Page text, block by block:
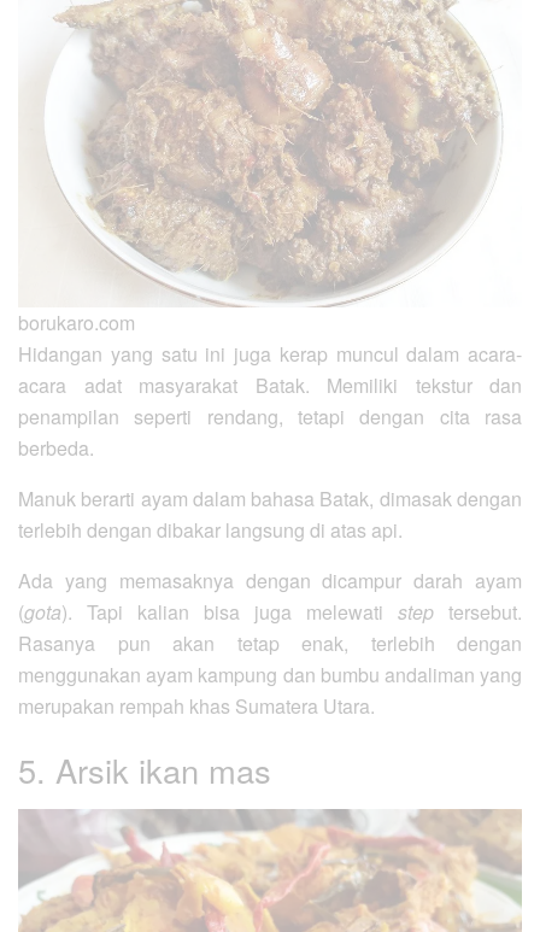
borukaro.com
Hidangan yang satu ini juga kerap muncul dalam acara-
acara adat masyarakat Batak. Memiliki tekstur dan
penampilan seperti rendang, tetapi dengan cita rasa
berbeda.
Manuk berarti ayam dalam bahasa Batak, dimasak dengan
terlebih dengan dibakar langsung di atas api.
Ada yang memasaknya dengan dicampur darah ayam
(gota). Tapi kalian bisa juga melewati step tersebut.
Rasanya pun akan tetap enak, terlebih dengan
menggunakan ayam kampung dan bumbu andaliman yang
merupakan rempah khas Sumatera Utara.
5. Arsik ikan mas